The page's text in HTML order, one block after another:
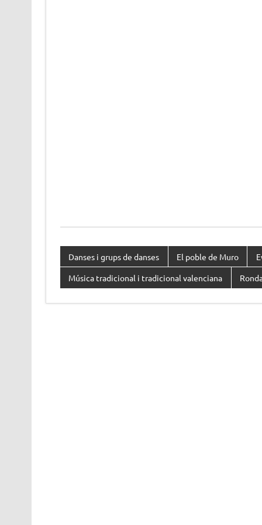
Danses i grups de danses El poble de Muro
Música tradicional i tradicional valenciana